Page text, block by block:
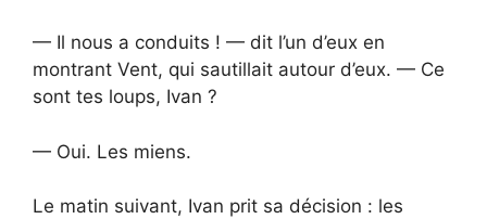
— Il nous a conduits ! — dit l’un d’eux en
montrant Vent, qui sautillait autour d’eux. — Ce
sont tes loups, Ivan ?
— Oui. Les miens.
Le matin suivant, Ivan prit sa décision : les